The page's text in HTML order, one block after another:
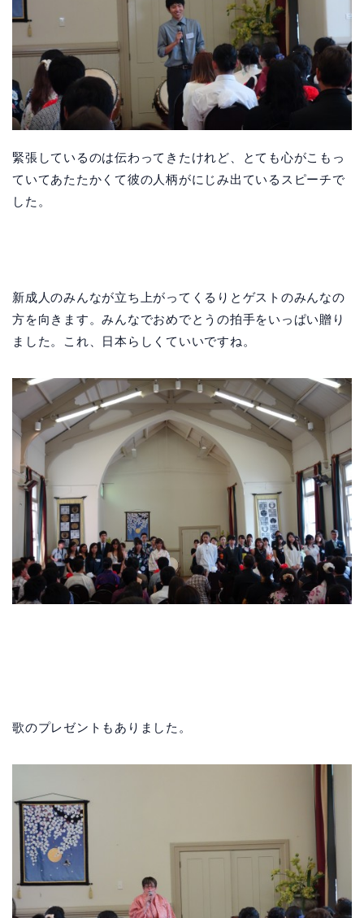
緊張しているのは伝わってきたけれど、とても心がこもっ
ていてあたたかくて彼の人柄がにじみ出ているスピーチで
した。
新成人のみんなが立ち上がってくるりとゲストのみんなの
方を向きます。みんなでおめでとうの拍手をいっぱい贈り
ました。これ、日本らしくていいですね。
歌のプレゼントもありました。